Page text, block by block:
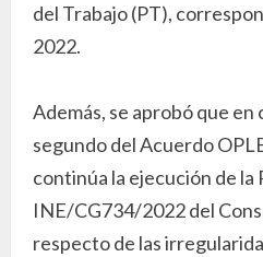
del Trabajo (PT),
2022.
Además, se aprobó que
segundo del Acuerdo
continúa la ejecución de la
INE/CG734/2022 del
respecto de las